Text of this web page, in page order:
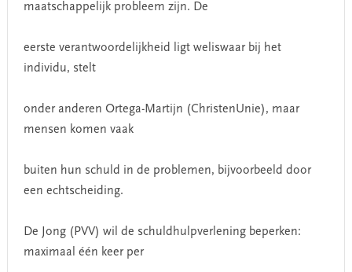
maatschappelijk probleem zijn. De
eerste verantwoordelijkheid ligt weliswaar bij het
individu, stelt
onder anderen Ortega-Martijn (ChristenUnie), maar
mensen komen vaak
buiten hun schuld in de problemen, bijvoorbeeld door
een echtscheiding.
De Jong (PVV) wil de schuldhulpverlening beperken:
maximaal één keer per